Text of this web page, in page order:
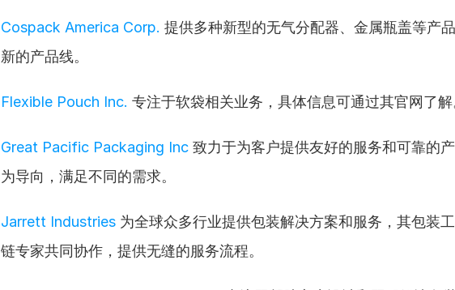
Cospack America Corp. 提供多种新型的无气分配器、金属瓶盖等产
新的产品线。
Flexible Pouch Inc. 专注于软袋相关业务，具体信息可通过其官网了解
Great Pacific Packaging Inc 致力于为客户提供友好的服务和可靠的
为导向，满足不同的需求。
Jarrett Industries 为全球众多行业提供包装解决方案和服务，其包装
链专家共同协作，提供无缝的服务流程。